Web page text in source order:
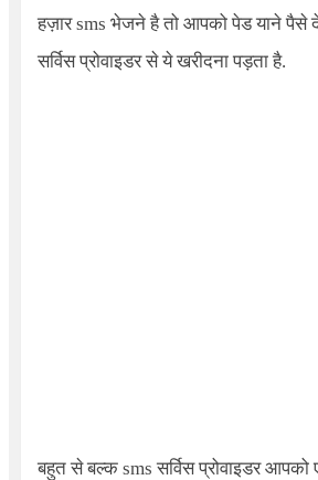
हज़ार sms भेजने है तो आपको पेड याने पैसे
सर्विस प्रोवाइडर से ये खरीदना पड़ता है.
बहुत से बल्क sms सर्विस प्रोवाइडर